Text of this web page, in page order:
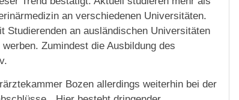
an verschiedenen Universitäten.
Studierenden an ausländischen Universitäten
Zumindest die Ausbildung des
Bozen allerdings weiterhin bei der